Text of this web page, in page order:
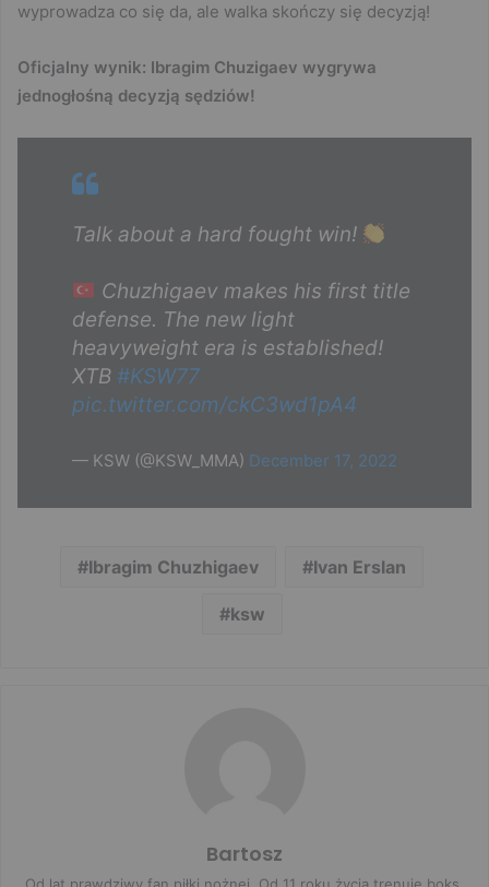
wyprowadza co się da, ale walka skończy się decyzją!
Oficjalny wynik: Ibragim Chuzigaev wygrywa
jednogłośną decyzją sędziów!
Talk about a hard fought win!
Chuzhigaev makes his first title
defense. The new light
heavyweight era is established!
XTB #KSW77
pic.twitter.com/ckC3wd1pA4
— KSW (@KSW_MMA) December 17, 2022
Ibragim Chuzhigaev Ivan Erslan
ksw
Bartosz